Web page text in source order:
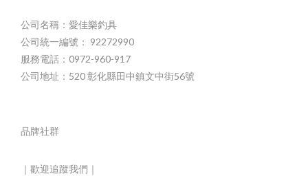
公司名稱：愛佳樂釣具
公司統一編號： 92272990
服務電話：0972-960-917
公司地址：520 彰化縣田中鎮文中街56號
品牌社群
｜歡迎追蹤我們｜